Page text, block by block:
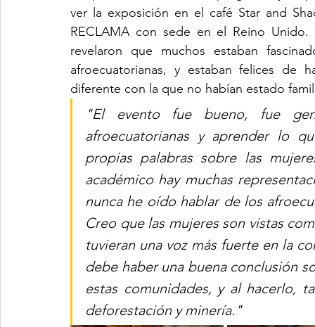
ver la exposición en el café Star and
RECLAMA con sede en el Reino
revelaron que muchos estaban
afroecuatorianas, y estaban felices de
diferente con la que no habían estado
"El evento fue bueno, fue
afroecuatorianas y aprender lo
propias palabras sobre las
académico hay muchas
nunca he oído hablar de los
Creo que las mujeres son vistas
tuvieran una voz más fuerte en la
debe haber una buena conclusión
estas comunidades, y al hacerlo,
deforestación y minería."